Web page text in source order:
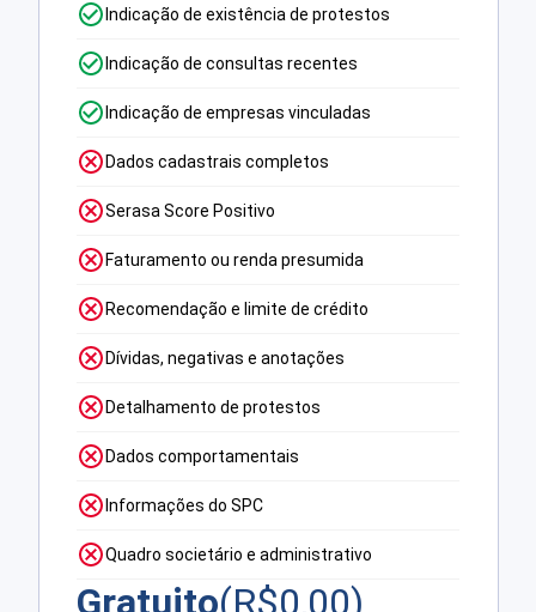
Indicação de existência de protestos
Indicação de consultas recentes
Indicação de empresas vinculadas
Dados cadastrais completos
Serasa Score Positivo
Faturamento ou renda presumida
Recomendação e limite de crédito
Dívidas, negativas e anotações
Detalhamento de protestos
Dados comportamentais
Informações do SPC
Quadro societário e administrativo